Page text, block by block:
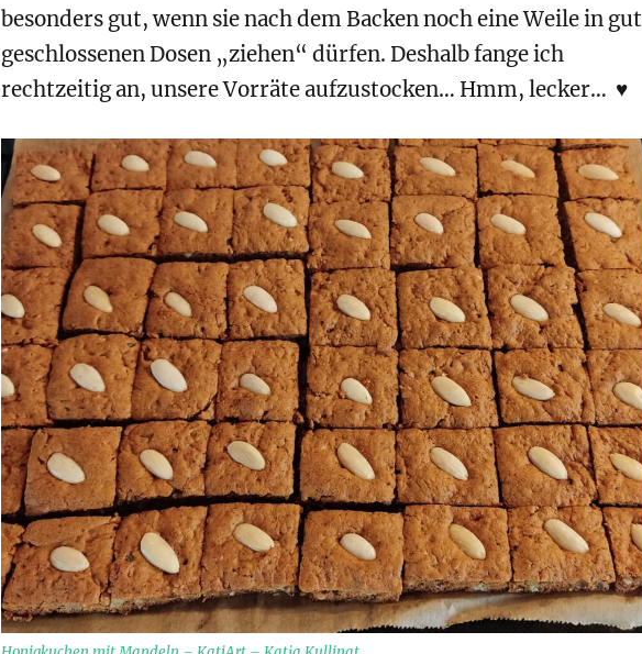
besonders gut, wenn sie nach dem Backen noch eine Weile in gut
geschlossenen Dosen „ziehen“ dürfen. Deshalb fange ich
rechtzeitig an, unsere Vorräte aufzustocken… Hmm, lecker… ♥